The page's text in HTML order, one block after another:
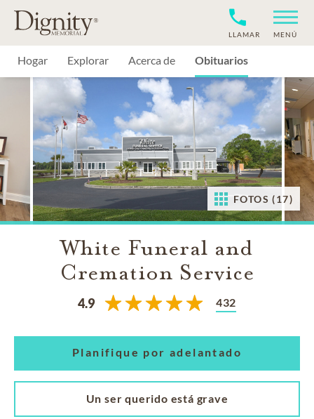
MENÚ
LLAMAR
Hogar Explorar Acerca de Obituarios
FOTOS (17)
White Funeral and
Cremation Service
4.9 432
Planifique por adelantado
Un ser querido está grave